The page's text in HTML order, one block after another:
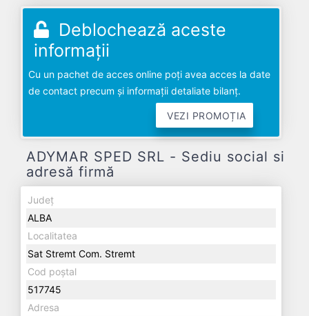
Deblochează aceste
informații
Cu un pachet de acces online poți avea acces la date
de contact precum și informații detaliate bilanț.
VEZI PROMOȚIA
ADYMAR SPED SRL - Sediu social si
adresă firmă
Județ
ALBA
Localitatea
Sat Stremt Com. Stremt
Cod poștal
517745
Adresa